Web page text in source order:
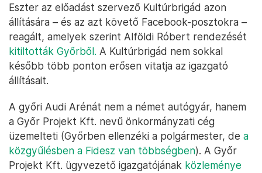
Eszter az előadást szervező Kultúrbrigád azon
állítására – és az azt követő Facebook-posztokra –
reagált, amelyek szerint Alföldi Róbert rendezését
kitiltották Győrből. A Kultúrbrigád nem sokkal
később több ponton erősen vitatja az igazgató
állításait.
A győri Audi Arénát nem a német autógyár, hanem
a Győr Projekt Kft. nevű önkormányzati cég
üzemelteti (Győrben ellenzéki a polgármester, de a
közgyűlésben a Fidesz van többségben). A Győr
Projekt Kft. ügyvezető igazgatójának közleménye